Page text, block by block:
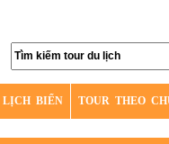
LỊCH BIỂN TOUR THEO